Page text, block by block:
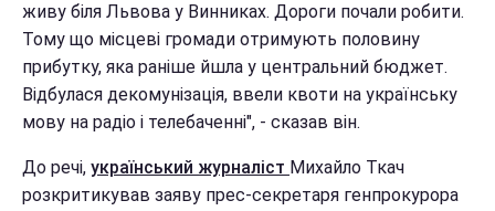
живу біля Львова у Винниках. Дороги почали робити.
Тому що місцеві громади отримують половину
прибутку, яка раніше йшла у центральний бюджет.
Відбулася декомунізація, ввели квоти на українську
мову на радіо і телебаченні", - сказав він.
До речі, український журналіст Михайло Ткач
розкритикував заяву прес-секретаря генпрокурора